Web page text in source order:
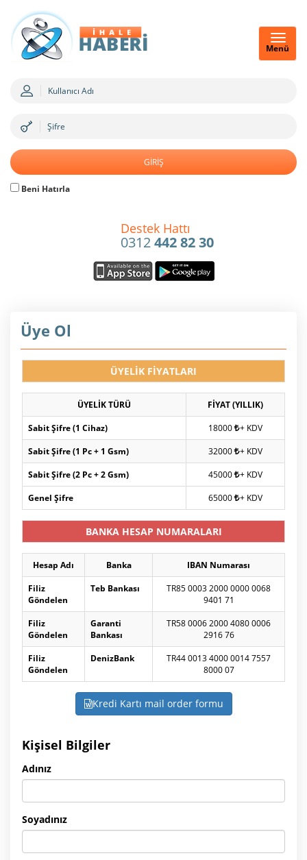
Menü
Beni Hatırla
Destek Hattı
0312442 82 30
Üye Ol
ÜYELİK FİYATLARI
ÜYELİK TÜRÜ
FİYAT (YILLIK)
Sabit Şifre (1 Cihaz)
18000 + KDV
Sabit Şifre (1 Pc + 1 Gsm)
32000 + KDV
Sabit Şifre (2 Pc + 2 Gsm)
45000 + KDV
Genel Şifre
65000 + KDV
BANKA HESAP NUMARALARI
Hesap Adı Banka
IBAN Numarası
Filiz
Göndelen
Teb Bankası
TR85 0003 2000 0000 0068
9401 71
Filiz
Göndelen
Garanti
Bankası
TR58 0006 2000 4080 0006
2916 76
Filiz
Göndelen
DenizBank
TR44 0013 4000 0014 7557
8000 07
Kredi Kartı mail order formu
Kişisel Bilgiler
Adınız
Soyadınız